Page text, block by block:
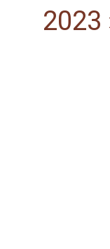
2023